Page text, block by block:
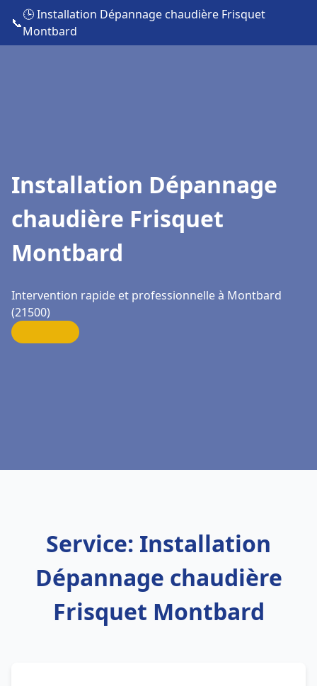
📞
🕒 Installation Dépannage chaudière Frisquet
Montbard
Installation Dépannage
chaudière Frisquet
Montbard
Intervention rapide et professionnelle à Montbard
(21500)
Service: Installation
Dépannage chaudière
Frisquet Montbard